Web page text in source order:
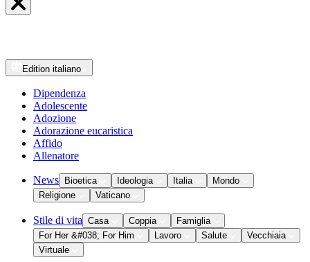
Edition italiano
Dipendenza
Adolescente
Adozione
Adorazione eucaristica
Affido
Allenatore
News Bioetica Ideologia Italia
Mondo
Religione
Vaticano
Stile di vita Casa Coppia
Famiglia
For Her &#038; For Him
Lavoro Salute
Vecchiaia
Virtuale